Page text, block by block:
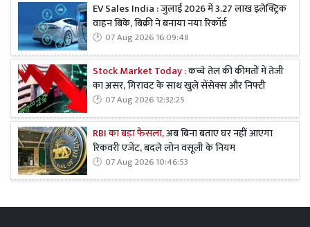
EV Sales India : जुलाई 2026 में 3.27 लाख इलेक्ट्रिक
वाहन बिके, बिक्री ने बनाया नया रिकॉर्ड
07 Aug 2026 16:09:48
Stock Market Today :कच्चे तेल की कीमतों में तेजी
का असर, गिरावट के साथ खुले सेंसेक्स और निफ्टी
07 Aug 2026 12:32:25
RBI का बड़ा फैसला,अब बिना बताए घर नहीं आएगा
रिकवरी एजेंट, बदले लोन वसूली के नियम
07 Aug 2026 10:46:53